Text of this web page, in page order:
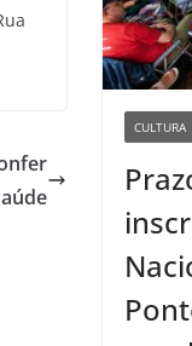
CULTURA